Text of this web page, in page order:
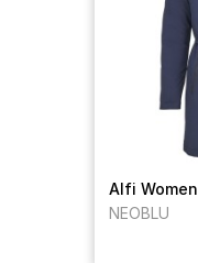
Alfi Women
NEOBLU